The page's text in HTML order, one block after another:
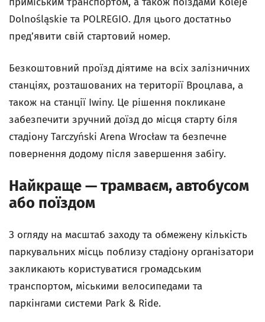
Dolnośląskie та POLREGIO. Для цього достатньо
пред’явити свій стартовий номер.
Безкоштовний проїзд діятиме на всіх залізничних
станціях, розташованих на території Вроцлава, а
також на станції Iwiny. Це рішення покликане
забезпечити зручний доїзд до місця старту біля
стадіону Tarczyński Arena Wrocław та безпечне
повернення додому після завершення забігу.
Найкраще — трамваєм, автобусом
або поїздом
З огляду на масштаб заходу та обмежену кількість
паркувальних місць поблизу стадіону організатори
закликають користуватися громадським
транспортом, міськими велосипедами та
паркінгами системи Park & Ride.